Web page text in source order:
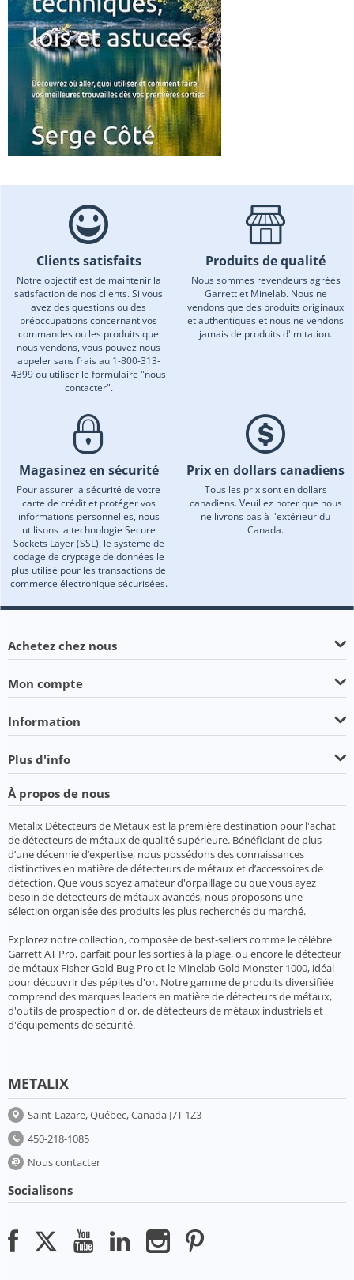
Clients satisfaits
Notre objectif est de maintenir la
satisfaction de nos clients. Si vous
avez des questions ou des
préoccupations concernant vos
commandes ou les produits que
nous vendons, vous pouvez nous
appeler sans frais au 1-800-313-
4399 ou utiliser le formulaire "nous
contacter".
Produits de qualité
Nous sommes revendeurs agréés
Garrett et Minelab. Nous ne
vendons que des produits originaux
et authentiques et nous ne vendons
jamais de produits d'imitation.
Magasinez en sécurité
Pour assurer la sécurité de votre
carte de crédit et protéger vos
informations personnelles, nous
utilisons la technologie Secure
Sockets Layer (SSL), le système de
codage de cryptage de données le
plus utilisé pour les transactions de
commerce électronique sécurisées.
Prix en dollars canadiens
Tous les prix sont en dollars
canadiens. Veuillez noter que nous
ne livrons pas à l'extérieur du
Canada.
Achetez chez nous
Mon compte
Information
Plus d'info
À propos de nous
Metalix Détecteurs de Métaux est la première destination pour l'achat
de détecteurs de métaux de qualité supérieure. Bénéficiant de plus
d’une décennie d’expertise, nous possédons des connaissances
distinctives en matière de détecteurs de métaux et d’accessoires de
détection. Que vous soyez amateur d'orpaillage ou que vous ayez
besoin de détecteurs de métaux avancés, nous proposons une
sélection organisée des produits les plus recherchés du marché.
Explorez notre collection, composée de best-sellers comme le célèbre
Garrett AT Pro, parfait pour les sorties à la plage, ou encore le détecteur
de métaux Fisher Gold Bug Pro et le Minelab Gold Monster 1000, idéal
pour découvrir des pépites d'or. Notre gamme de produits diversifiée
comprend des marques leaders en matière de détecteurs de métaux,
d'outils de prospection d'or, de détecteurs de métaux industriels et
d'équipements de sécurité.
METALIX
Saint-Lazare, Québec, Canada J7T 1Z3
450-218-1085
Nous contacter
Socialisons